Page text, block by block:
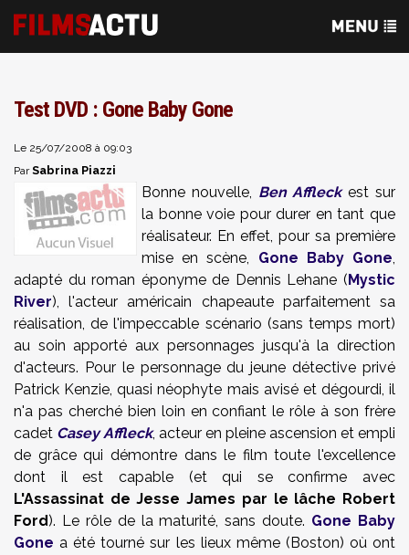
Test DVD : Gone Baby Gone
Le 25/07/2008 à 09:03
ParSabrina Piazzi
Bonne nouvelle, Ben Affleckest sur
la bonne voie pour durer en tant que
réalisateur. En effet, pour sa première
mise en scène, Gone Baby Gone,
adapté du roman éponyme de Dennis Lehane (Mystic
River), l'acteur américain chapeaute parfaitement sa
réalisation, de l'impeccable scénario (sans temps mort)
au soin apporté aux personnages jusqu'à la direction
d'acteurs. Pour le personnage du jeune détective privé
Patrick Kenzie, quasi néophyte mais avisé et dégourdi, il
n'a pas cherché bien loin en confiant le rôle à son frère
cadet Casey Affleck, acteur en pleine ascension et empli
de grâce qui démontre dans le film toute l'excellence
dont il est capable (et qui se confirme avec
L'Assassinat de Jesse James par le lâche Robert
Ford). Le rôle de la maturité, sans doute. Gone Baby
Gone a été tourné sur les lieux même (Boston) où ont